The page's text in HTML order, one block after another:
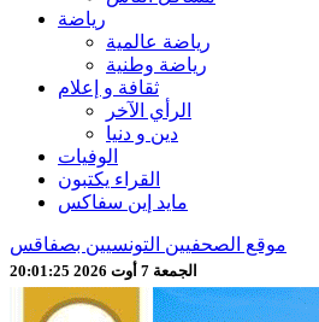
رياضة
رياضة عالمية
رياضة وطنية
ثقافة و إعلام
الرأي الآخر
دين و دنيا
الوفيات
القراء يكتبون
مايد إين سفاكس
موقع الصحفيين التونسيين بصفاقس
الجمعة 7 أوت 2026 20:01:28